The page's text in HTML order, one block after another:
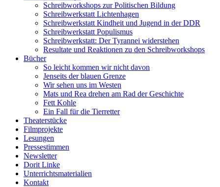
Schreibworkshops zur Politischen Bildung
Schreibwerkstatt Lichtenhagen
Schreibwerkstatt Kindheit und Jugend in der DDR
Schreibwerkstatt Populismus
Schreibwerkstatt: Der Tyrannei widerstehen
Resultate und Reaktionen zu den Schreibworkshops
Bücher
So leicht kommen wir nicht davon
Jenseits der blauen Grenze
Wir sehen uns im Westen
Mats und Rea drehen am Rad der Geschichte
Fett Kohle
Ein Fall für die Tierretter
Theaterstücke
Filmprojekte
Lesungen
Pressestimmen
Newsletter
Dorit Linke
Unterrichtsmaterialien
Kontakt